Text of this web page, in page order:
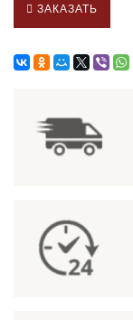
ЗАКАЗАТЬ